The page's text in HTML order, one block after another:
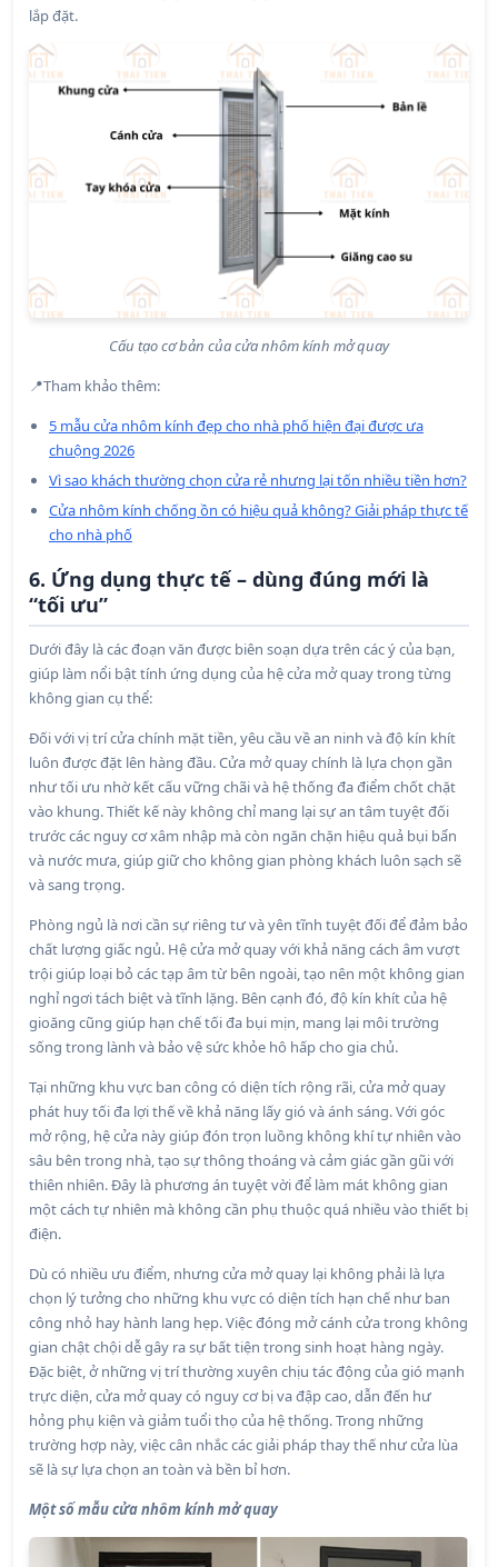
lắp đặt.
Cấu tạo cơ bản của cửa nhôm kính mở quay
📍Tham khảo thêm:
5 mẫu cửa nhôm kính đẹp cho nhà phố hiện đại được ưa
chuộng 2026
Vì sao khách thường chọn cửa rẻ nhưng lại tốn nhiều tiền hơn?
Cửa nhôm kính chống ồn có hiệu quả không? Giải pháp thực tế
cho nhà phố
6. Ứng dụng thực tế – dùng đúng mới là
“tối ưu”
Dưới đây là các đoạn văn được biên soạn dựa trên các ý của bạn,
giúp làm nổi bật tính ứng dụng của hệ cửa mở quay trong từng
không gian cụ thể:
Đối với vị trí cửa chính mặt tiền, yêu cầu về an ninh và độ kín khít
luôn được đặt lên hàng đầu. Cửa mở quay chính là lựa chọn gần
như tối ưu nhờ kết cấu vững chãi và hệ thống đa điểm chốt chặt
vào khung. Thiết kế này không chỉ mang lại sự an tâm tuyệt đối
trước các nguy cơ xâm nhập mà còn ngăn chặn hiệu quả bụi bẩn
và nước mưa, giúp giữ cho không gian phòng khách luôn sạch sẽ
và sang trọng.
Phòng ngủ là nơi cần sự riêng tư và yên tĩnh tuyệt đối để đảm bảo
chất lượng giấc ngủ. Hệ cửa mở quay với khả năng cách âm vượt
trội giúp loại bỏ các tạp âm từ bên ngoài, tạo nên một không gian
nghỉ ngơi tách biệt và tĩnh lặng. Bên cạnh đó, độ kín khít của hệ
gioăng cũng giúp hạn chế tối đa bụi mịn, mang lại môi trường
sống trong lành và bảo vệ sức khỏe hô hấp cho gia chủ.
Tại những khu vực ban công có diện tích rộng rãi, cửa mở quay
phát huy tối đa lợi thế về khả năng lấy gió và ánh sáng. Với góc
mở rộng, hệ cửa này giúp đón trọn luồng không khí tự nhiên vào
sâu bên trong nhà, tạo sự thông thoáng và cảm giác gần gũi với
thiên nhiên. Đây là phương án tuyệt vời để làm mát không gian
một cách tự nhiên mà không cần phụ thuộc quá nhiều vào thiết bị
điện.
Dù có nhiều ưu điểm, nhưng cửa mở quay lại không phải là lựa
chọn lý tưởng cho những khu vực có diện tích hạn chế như ban
công nhỏ hay hành lang hẹp. Việc đóng mở cánh cửa trong không
gian chật chội dễ gây ra sự bất tiện trong sinh hoạt hàng ngày.
Đặc biệt, ở những vị trí thường xuyên chịu tác động của gió mạnh
trực diện, cửa mở quay có nguy cơ bị va đập cao, dẫn đến hư
hỏng phụ kiện và giảm tuổi thọ của hệ thống. Trong những
trường hợp này, việc cân nhắc các giải pháp thay thế như cửa lùa
sẽ là sự lựa chọn an toàn và bền bỉ hơn.
Một số mẫu cửa nhôm kính mở quay